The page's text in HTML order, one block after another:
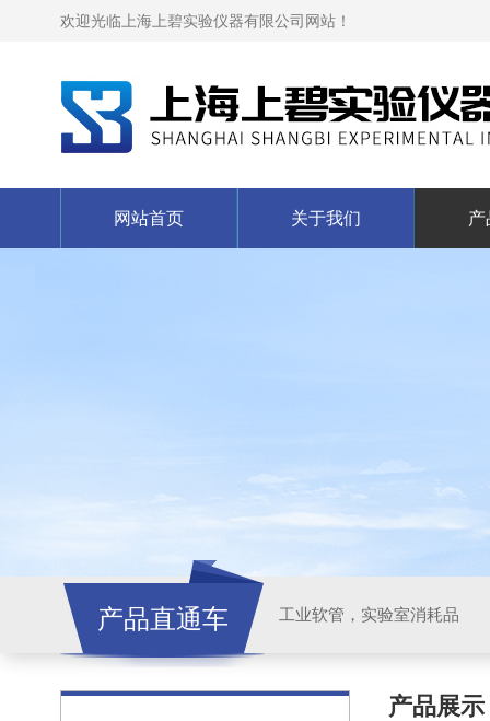
欢迎光临上海上碧实验仪器有限公司网站！
网站首页 关于我们 产
产品直通车 工业软管，实验室消耗品
产品展示